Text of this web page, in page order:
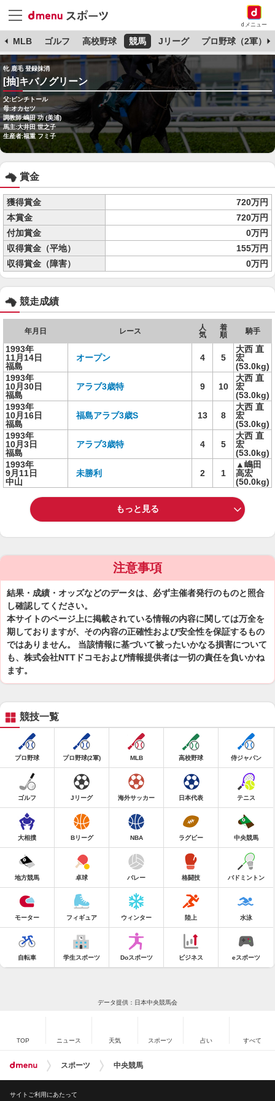
dメニュー
MLB ゴルフ 高校野球 競馬 Jリーグ プロ野球（2軍）
牝 鹿毛 登録抹消
[抽]キバノグリーン
父:ビンチトール
母:オカセツ
調教師:嶋田 功 (美浦)
馬主:大井田 世之子
生産者:福重 フミ子
賞金
獲得賞金
720万円
本賞金
720万円
付加賞金
0万円
収得賞金（平地）
155万円
収得賞金（障害）
0万円
競走成績
年月日 レース
人
気
着
順
騎手
1993年
11月14日
福島
オープン 4 5
大西 直
宏
(53.0kg)
1993年
10月30日
福島
アラブ3歳特 9 10
大西 直
宏
(53.0kg)
1993年
10月16日
福島
福島アラブ3歳S 13 8
大西 直
宏
(53.0kg)
1993年
10月3日
福島
アラブ3歳特 4 5
大西 直
宏
(53.0kg)
1993年
9月11日
中山
未勝利 2 1
▲嶋田
高宏
(50.0kg)
もっと見る
注意事項
結果・成績・オッズなどのデータは、必ず主催者発行のものと照合
し確認してください。
本サイトのページ上に掲載されている情報の内容に関しては万全を
期しておりますが、その内容の正確性および安全性を保証するもの
ではありません。 当該情報に基づいて被ったいかなる損害について
も、株式会社NTTドコモおよび情報提供者は一切の責任を負いかね
ます。
競技一覧
プロ野球 プロ野球(2軍) MLB 高校野球 侍ジャパン
ゴルフ Jリーグ 海外サッカー 日本代表 テニス
大相撲 Bリーグ NBA ラグビー 中央競馬
地方競馬 卓球 バレー 格闘技 バドミントン
モーター フィギュア ウィンター 陸上 水泳
自転車 学生スポーツ Doスポーツ ビジネス eスポーツ
データ提供：日本中央競馬会
TOP ニュース 天気 スポーツ 占い すべて
スポーツ 中央競馬
サイトご利用にあたって